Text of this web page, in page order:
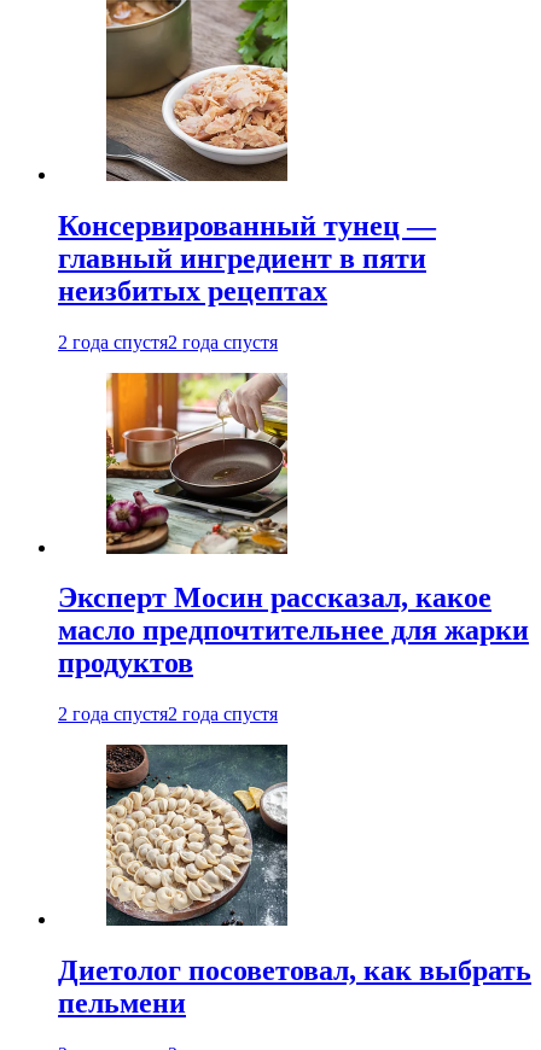
Консервированный тунец —
главный ингредиент в пяти
неизбитых рецептах
2 года спустя2 года спустя
Эксперт Мосин рассказал, какое
масло предпочтительнее для жарки
продуктов
2 года спустя2 года спустя
Диетолог посоветовал, как выбрать
пельмени